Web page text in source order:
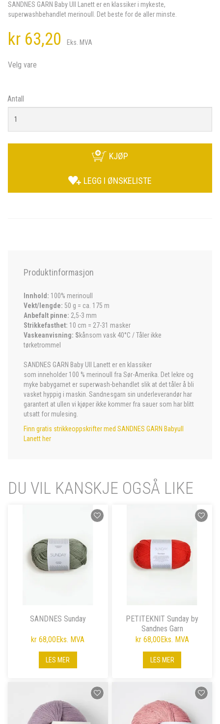
SANDNES GARN Baby Ull Lanett er en klassiker i mykeste,
superwashbehandlet merinoull. Det beste for de aller minste.
kr 63,20 Eks. MVA
Velg vare
Antall
KJØP
LEGG I ØNSKELISTE
Produktinformasjon
Innhold: 100% merinoull
Vekt/lengde: 50 g = ca. 175 m
Anbefalt pinne: 2,5-3 mm
Strikkefasthet: 10 cm = 27-31 masker
Vaskeanvisning: Skånsom vask 40°C / Tåler ikke
tørketrommel
SANDNES GARN Baby Ull Lanett er en klassiker
som inneholder 100 % merinoull fra Sør-Amerika. Det lekre og
myke babygarnet er superwash-behandlet slik at det tåler å bli
vasket hyppig i maskin. Sandnesgarn sin underleverandør har
garantert at ullen vi kjøper ikke kommer fra sauer som har blitt
utsatt for mulesing.
Finn gratis strikkeoppskrifter med SANDNES GARN Babyull
Lanett her
DU VIL KANSKJE OGSÅ LIKE
SANDNES Sunday
kr 68,00Eks. MVA
LES MER
PETITEKNIT Sunday by
Sandnes Garn
kr 68,00Eks. MVA
LES MER